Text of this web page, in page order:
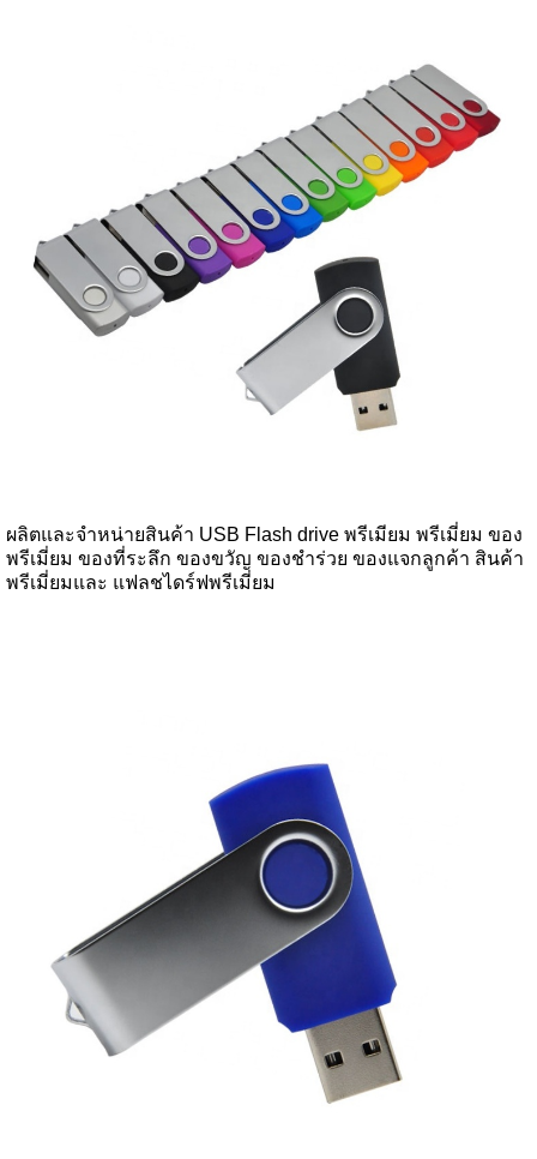
ผลิตและจำหน่ายสินค้า USB Flash drive พรีเมียม พรีเมี่ยม ของ
พรีเมี่ยม ของที่ระลึก ของขวัญ ของชำร่วย ของแจกลูกค้า สินค้า
พรีเมี่ยมและ แฟลชไดร์ฟพรีเมี่ยม